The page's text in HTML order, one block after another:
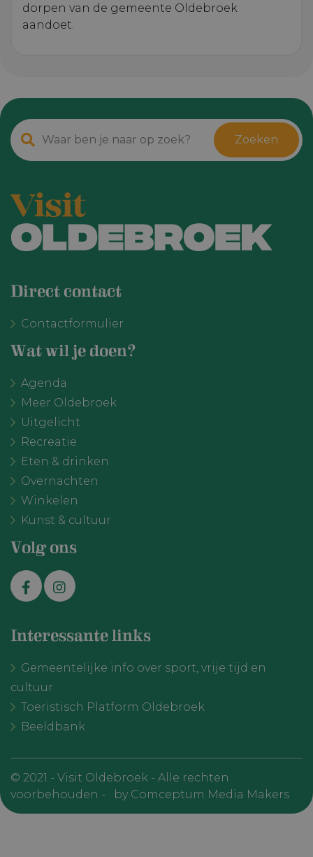
dorpen van de gemeente Oldebroek
aandoet.
Zoeken
Direct contact
Contactformulier
Wat wil je doen?
Agenda
Meer Oldebroek
Uitgelicht
Recreatie
Eten & drinken
Overnachten
Winkelen
Kunst & cultuur
Volg ons
Interessante links
Gemeentelijke info over sport, vrije tijd en
cultuur
Toeristisch Platform Oldebroek
Beeldbank
© 2021 - Visit Oldebroek - Alle rechten
voorbehouden -
by Comceptum Media Makers